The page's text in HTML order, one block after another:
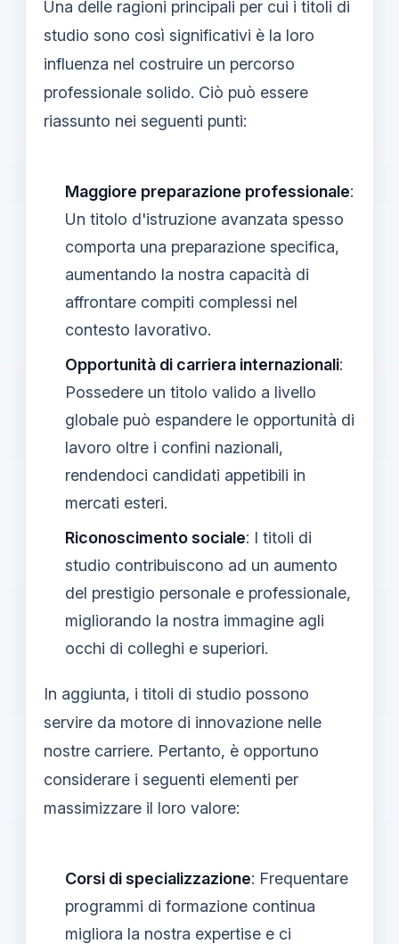
Una delle ragioni principali per cui i titoli di
studio sono così significativi è la loro
influenza nel costruire un percorso
professionale solido. Ciò può essere
riassunto nei seguenti punti:
Maggiore preparazione professionale:
Un titolo d'istruzione avanzata spesso
comporta una preparazione specifica,
aumentando la nostra capacità di
affrontare compiti complessi nel
contesto lavorativo.
Opportunità di carriera internazionali:
Possedere un titolo valido a livello
globale può espandere le opportunità di
lavoro oltre i confini nazionali,
rendendoci candidati appetibili in
mercati esteri.
Riconoscimento sociale: I titoli di
studio contribuiscono ad un aumento
del prestigio personale e professionale,
migliorando la nostra immagine agli
occhi di colleghi e superiori.
In aggiunta, i titoli di studio possono
servire da motore di innovazione nelle
nostre carriere. Pertanto, è opportuno
considerare i seguenti elementi per
massimizzare il loro valore:
Corsi di specializzazione: Frequentare
programmi di formazione continua
migliora la nostra expertise e ci